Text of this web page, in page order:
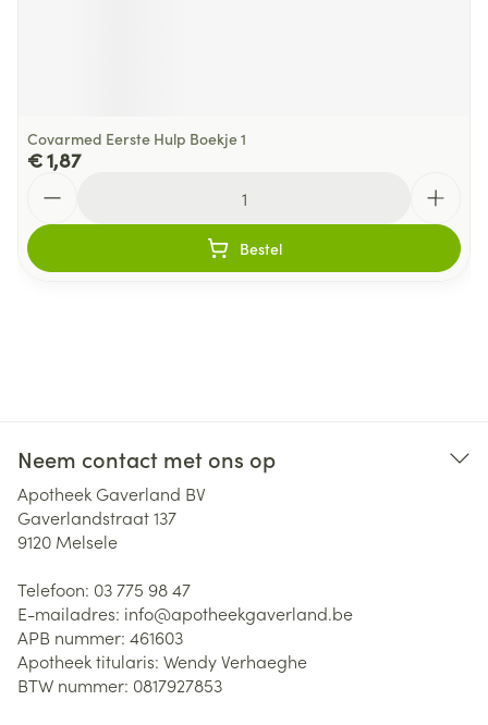
Covarmed Eerste Hulp Boekje 1
€ 1,87
Bestel
Neem contact met ons op
Apotheek Gaverland BV
Gaverlandstraat 137
9120 Melsele
Telefoon: 03 775 98 47
E-mailadres: info@apotheekgaverland.be
APB nummer: 461603
Apotheek titularis: Wendy Verhaeghe
BTW nummer: 0817927853